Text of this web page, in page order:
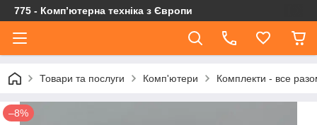
775 - Компʼютерна техніка з Європи
Товари та послуги Комп'ютери Комплекти - все
–8%